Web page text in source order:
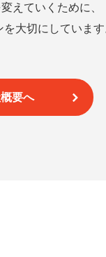
えていくために、
を大切にしています
要へ